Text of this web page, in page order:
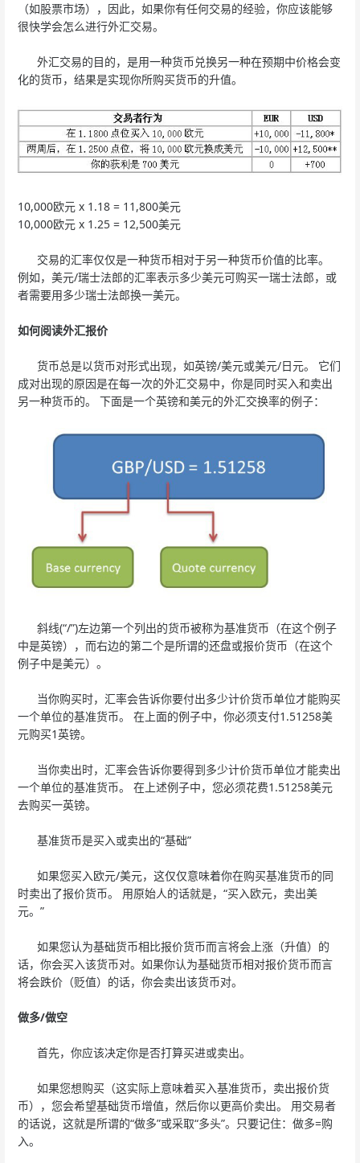
（如股票市场），因此，如果你有任何交易的经验，你应该能够
很快学会怎么进行外汇交易。
外汇交易的目的，是用一种货币兑换另一种在预期中价格会变
化的货币，结果是实现你所购买货币的升值。
10,000欧元 x 1.18 = 11,800美元
10,000欧元 x 1.25 = 12,500美元
交易的汇率仅仅是一种货币相对于另一种货币价值的比率。
例如，美元/瑞士法郎的汇率表示多少美元可购买一瑞士法郎，或
者需要用多少瑞士法郎换一美元。
如何阅读外汇报价
货币总是以货币对形式出现，如英镑/美元或美元/日元。 它们
成对出现的原因是在每一次的外汇交易中，你是同时买入和卖出
另一种货币的。 下面是一个英镑和美元的外汇交换率的例子：
斜线(“/”)左边第一个列出的货币被称为基准货币（在这个例子
中是英镑），而右边的第二个是所谓的还盘或报价货币（在这个
例子中是美元）。
当你购买时，汇率会告诉你要付出多少计价货币单位才能购买
一个单位的基准货币。 在上面的例子中，你必须支付1.51258美
元购买1英镑。
当你卖出时，汇率会告诉你要得到多少计价货币单位才能卖出
一个单位的基准货币。 在上述例子中，您必须花费1.51258美元
去购买一英镑。
基准货币是买入或卖出的“基础”
如果您买入欧元/美元，这仅仅意味着你在购买基准货币的同
时卖出了报价货币。 用原始人的话就是，“买入欧元，卖出美
元。”
如果您认为基础货币相比报价货币而言将会上涨（升值）的
话，你会买入该货币对。如果你认为基础货币相对报价货币而言
将会跌价（贬值）的话，你会卖出该货币对。
做多/做空
首先，你应该决定你是否打算买进或卖出。
如果您想购买（这实际上意味着买入基准货币，卖出报价货
币），您会希望基础货币增值，然后你以更高价卖出。 用交易者
的话说，这就是所谓的“做多”或采取“多头”。只要记住：做多=购
入。